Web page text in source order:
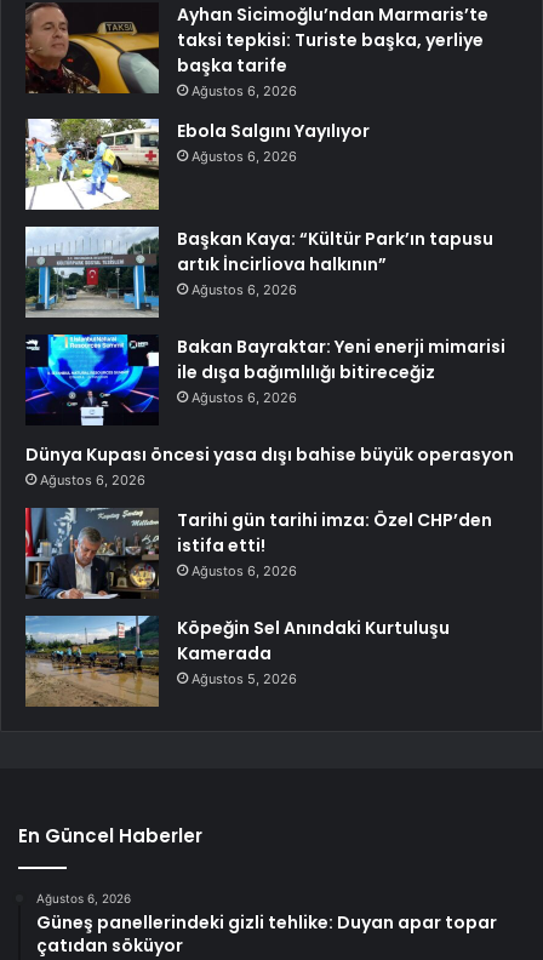
Ayhan Sicimoğlu’ndan Marmaris’te
taksi tepkisi: Turiste başka, yerliye
başka tarife
Ağustos 6, 2026
Ebola Salgını Yayılıyor
Ağustos 6, 2026
Başkan Kaya: “Kültür Park’ın tapusu
artık İncirliova halkının”
Ağustos 6, 2026
Bakan Bayraktar: Yeni enerji mimarisi
ile dışa bağımlılığı bitireceğiz
Ağustos 6, 2026
Dünya Kupası öncesi yasa dışı bahise büyük operasyon
Ağustos 6, 2026
Tarihi gün tarihi imza: Özel CHP’den
istifa etti!
Ağustos 6, 2026
Köpeğin Sel Anındaki Kurtuluşu
Kamerada
Ağustos 5, 2026
En Güncel Haberler
Ağustos 6, 2026
Güneş panellerindeki gizli tehlike: Duyan apar topar
çatıdan söküyor